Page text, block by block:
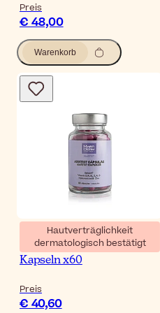
Preis
€ 48,00
Warenkorb
Hautverträglichkeit
dermatologisch bestätigt
Martiderm Amatist
Kapseln x60
Preis
€ 40,60